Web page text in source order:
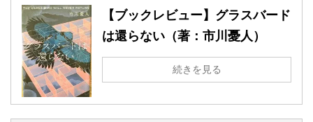
【ブックレビュー】グラスバード
は還らない（著：市川憂人）
続きを見る